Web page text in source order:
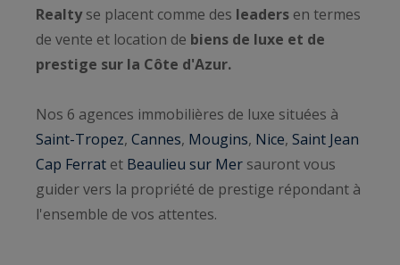
Realtyse placent comme des leaders en termes
de vente et location de biens de luxe et de
prestige sur la Côte d'Azur.
Nos 6 agences immobilières de luxe situées à
Saint-Tropez, Cannes, Mougins, Nice, Saint Jean
Cap Ferrat et Beaulieu sur Mer sauront vous
guider vers la propriété de prestige répondant à
l'ensemble de vos attentes.